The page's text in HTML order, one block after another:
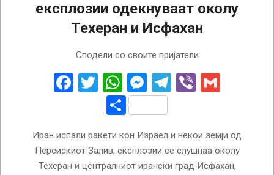
експлозии одекнуваат околу
Техеран и Исфахан
Сподели со своите пријатели
Facebook
TwitterWhatsApp
Messenger
Telegram
Viber
Share
Иран испали ракети кон Израел и некои земји од
Персискиот Залив, експлозии се слушнаа околу
Техеран и централниот ирански град Исфахан,